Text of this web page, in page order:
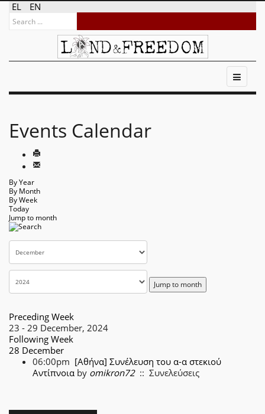
EL EN
Events Calendar
By Year
By Month
By Week
Today
Jump to month
Jump to month
Preceding Week
23 - 29 December, 2024
Following Week
28 December
06:00pm [Αθήνα] Συνέλευση του α-α στεκιού
Αντίπνοια by omikron72:: Συνελεύσεις